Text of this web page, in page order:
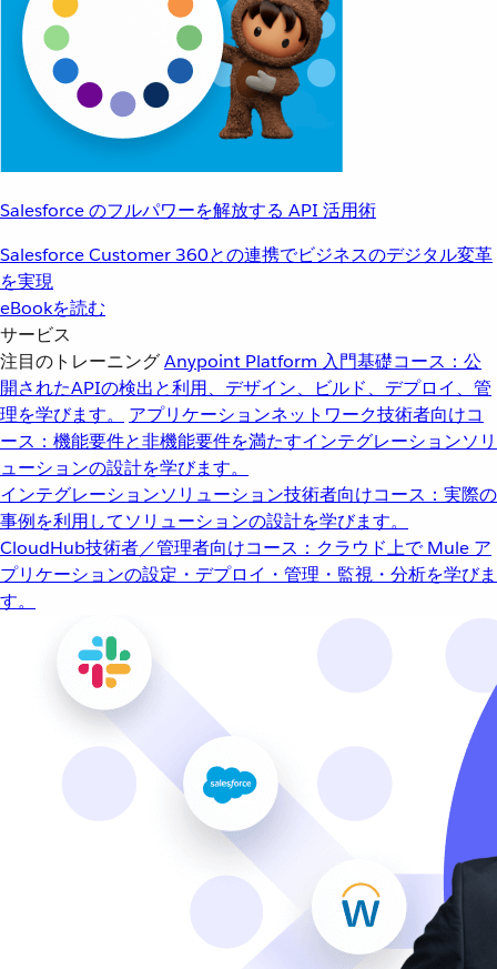
Salesforce のフルパワーを解放する API 活用術
Salesforce Customer 360との連携でビジネスのデジタル変革
を実現
eBookを読む
サービス
注目のトレーニングAnypoint Platform 入門基礎コース：公
開されたAPIの検出と利用、デザイン、ビルド、デプロイ、管
理を学びます。
アプリケーションネットワーク技術者向けコ
ース：機能要件と非機能要件を満たすインテグレーションソリ
ューションの設計を学びます。
インテグレーションソリューション技術者向けコース：実際の
事例を利用してソリューションの設計を学びます。
CloudHub技術者／管理者向けコース：クラウド上で Mule ア
プリケーションの設定・デプロイ・管理・監視・分析を学びま
す。